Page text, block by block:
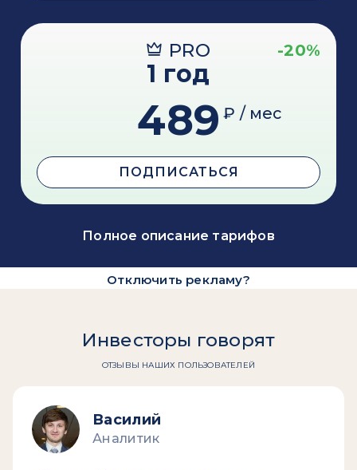
PRO -20%
1 год
489 ₽ / мес
ПОДПИСАТЬСЯ
Полное описание тарифов
Отключить рекламу?
Инвесторы говорят
ОТЗЫВЫ НАШИХ ПОЛЬЗОВАТЕЛЕЙ
Василий
Аналитик